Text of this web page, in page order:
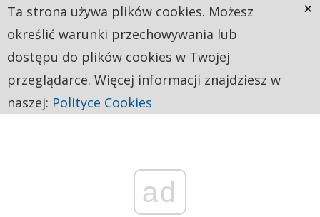
ad
Ta strona używa plików cookies. Możesz
określić warunki przechowywania lub
dostępu do plików cookies w Twojej
przeglądarce. Więcej informacji znajdziesz w
naszej: Polityce Cookies
×